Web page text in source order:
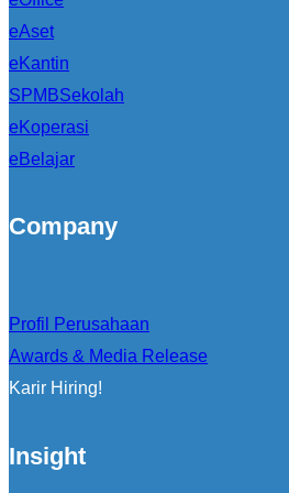
eAset
eKantin
SPMBSekolah
eKoperasi
eBelajar
Company
Profil Perusahaan
Awards & Media Release
Karir Hiring!
Insight